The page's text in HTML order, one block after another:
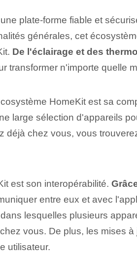
plate-forme fiable et
générales, cet
De l'éclairage et des
transformer ‍n'importe quelle
HomeKit est sa
large⁤ sélection d'appareils
chez vous, vous
est son interopérabilité.
entre eux et avec
lesquelles plusieurs
vous. De plus, les mises
utilisateur.